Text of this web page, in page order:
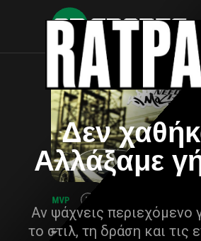
Δεν
Αλλάξαμε
Αν ψάχνεις περιεχόμενο
το στιλ, τη δράση και τις